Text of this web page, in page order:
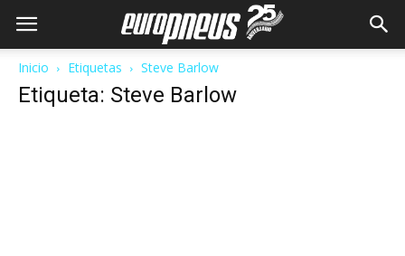
Inicio Etiquetas Steve Barlow
Etiqueta: Steve Barlow